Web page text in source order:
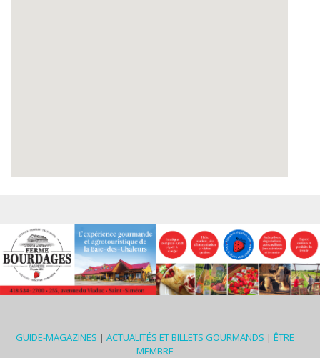
GUIDE-MAGAZINES | ACTUALITÉS ET BILLETS GOURMANDS | ÊTRE
MEMBRE